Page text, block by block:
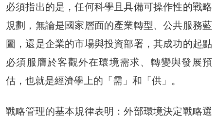
必須指出的是，任何科學且具備可操作性的戰略
規劃，無論是國家層面的產業轉型、公共服務藍
圖，還是企業的市場與投資部署，其成功的起點
必須服膺於客觀外在環境需求、轉變與發展預
估，也就是經濟學上的「需」和「供」。
戰略管理的基本規律表明：外部環境決定戰略選